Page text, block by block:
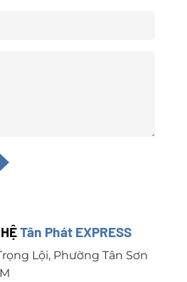
Tân Phát EXPRESS
Lội, Phường Tân Sơn